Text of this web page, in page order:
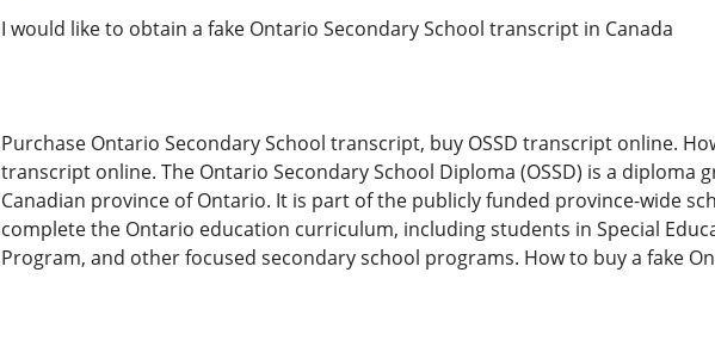
I would like to obtain a fake Ontario Secondary School transcript in Canada
Purchase Ontario Secondary School transcript, buy OSSD transcript online.
transcript online. The Ontario Secondary School Diploma (OSSD) is a
Canadian province of Ontario. It is part of the publicly funded province-wide
complete the Ontario education curriculum, including students in Special
Program, and other focused secondary school programs. How to buy a fake